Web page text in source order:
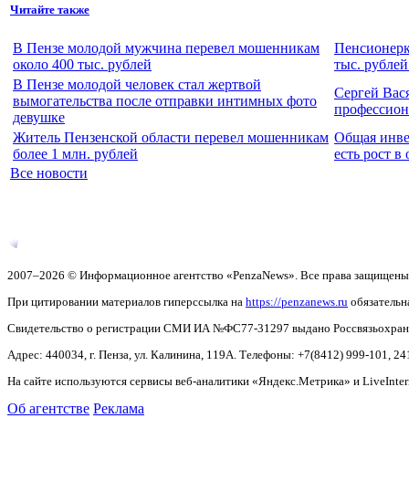
Читайте также
В Пензе молодой мужчина перевел мошенникам
около 400 тыс. рублей
тыс.
В Пензе молодой человек стал жертвой
вымогательства после отправки интимных фото
девушке
Сергей
Житель Пензенской области перевел мошенникам
более 1 млн. рублей
Общая
есть рост
Все новости
2007–2026 © Информационное агентство «PenzaNews». Все права
При цитировании материалов гиперссылка на https://penzanews.ru
Свидетельство о регистрации СМИ ИА №ФС77-31297 выдано
Адрес: 440034, г. Пенза, ул. Калинина, 119А. Телефоны: +7(8412) 999-101,
На сайте используются сервисы веб-аналитики «Яндекс.Метрика» и
Об агентстве Реклама